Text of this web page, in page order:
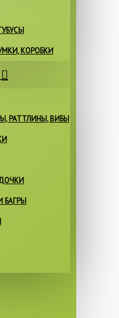
КОРОБКИ
РАТТЛИНЫ, ВИБЫ
БАГРЫ